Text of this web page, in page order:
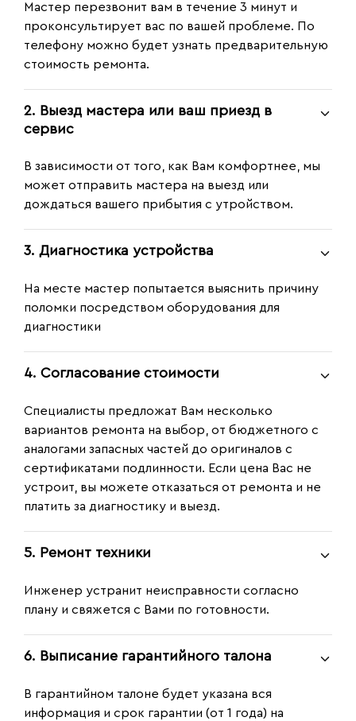
Мастер перезвонит вам в течение 3 минут и
проконсультирует вас по вашей проблеме. По
телефону можно будет узнать предварительную
стоимость ремонта.
2. Выезд мастера или ваш приезд в
сервис
В зависимости от того, как Вам комфортнее, мы
может отправить мастера на выезд или
дождаться вашего прибытия с утройством.
3. Диагностика устройства
На месте мастер попытается выяснить причину
поломки посредством оборудования для
диагностики
4. Согласование стоимости
Специалисты предложат Вам несколько
вариантов ремонта на выбор, от бюджетного с
аналогами запасных частей до оригиналов с
сертификатами подлинности. Если цена Вас не
устроит, вы можете отказаться от ремонта и не
платить за диагностику и выезд.
5. Ремонт техники
Инженер устранит неисправности согласно
плану и свяжется с Вами по готовности.
6. Выписание гарантийного талона
В гарантийном талоне будет указана вся
информация и срок гарантии (от 1 года) на